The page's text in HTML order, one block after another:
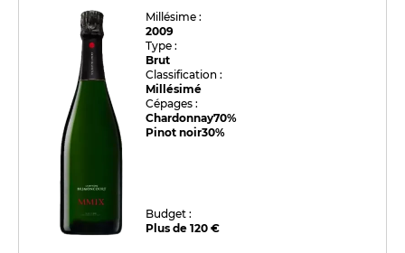
Millésime :
2009
Type :
Brut
Classification :
Millésimé
Cépages :
Chardonnay70%
Pinot noir30%
Budget :
Plus de 120 €